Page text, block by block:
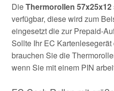
DieThermorollen 57x25x12
verfügbar, diese wird zum
eingesetzt die zur Prepaid-
Sollte Ihr EC
brauchen Sie die
wenn Sie mit einem PIN